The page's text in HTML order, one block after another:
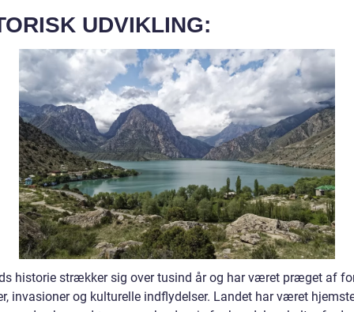
UDVIKLING:
historie strækker sig over tusind år og har været præget af
invasioner og kulturelle indflydelser. Landet har været